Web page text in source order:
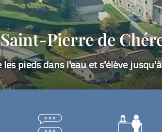
mail ont changé , voici les
: mairie@stp-cherennes.fr
: maire@stp-cherennes.fr